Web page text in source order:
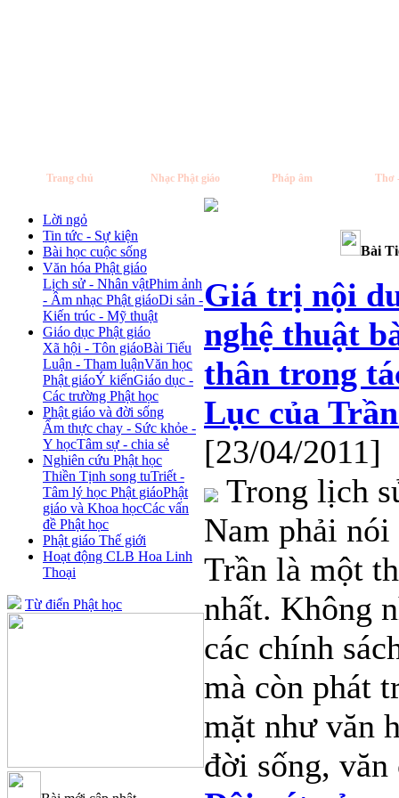
Trang chủ Nhạc Phật giáo Pháp âm Thơ
Lời ngỏ
Tin tức - Sự kiện
Bài học cuộc sống
Văn hóa Phật giáo
Lịch sử - Nhân vậtPhim ảnh
- Âm nhạc Phật giáoDi sản -
Kiến trúc - Mỹ thuật
Giáo dục Phật giáo
Xã hội - Tôn giáoBài Tiểu
Luận - Tham luậnVăn học
Phật giáoÝ kiếnGiáo dục -
Các trường Phật học
Phật giáo và đời sống
Ẩm thực chay - Sức khỏe -
Y họcTâm sự - chia sẻ
Nghiên cứu Phật học
Thiền Tịnh song tuTriết -
Tâm lý học Phật giáoPhật
giáo và Khoa họcCác vấn
đề Phật học
Phật giáo Thế giới
Hoạt động CLB Hoa Linh
Thoại
Từ điển Phật học
Bài
Giá trị nội
nghệ thuật
thân trong
Lục của
[23/04/2011]
Trong lịch
Nam phải
Trần là một
nhất. Không
các chính
mà còn phát
mặt như văn
đời sống, văn